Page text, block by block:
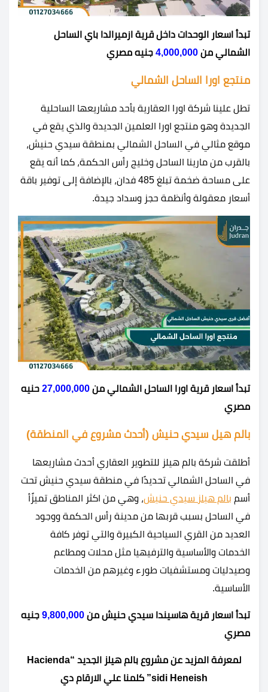
تبدأ اسعار الوحدات داخل قرية ازميرالدا باي الساحل
الشمالي من 4,000,000 جنيه مصري
منتجع اورا الساحل الشمالي
تطل علينا شركة اورا العقارية بأحد مشاريعها الساحلية
الجديدة وهو منتجع اورا العلمين الجديدة والذي يقع في
موقع مثالي في الساحل الشمالي بمنطقة سيدي حنيش،
بالقرب من مارينا الساحل وخليج رأس الحكمة، كما أنه يقع
على مساحة ضخمة تبلغ 485 فدان، بالإضافة إلى توفير باقة
أسعار معقولة وأنظمة حجز وسداد جيدة.
تبدأ اسعار قرية اورا الساحل الشمالي من 27,000,000 حنيه
مصري
بالم هيل سيدي حنيش (أحدث مشروع في المنطقة)
أطلقت شركة بالم هيلز للتطوير العقاري أحدث مشاريعها
في الساحل الشمالي تحديدًا في منطقة سيدي حنيش تحت
أسم بالم هيلز سيدي حنيش، وهي من اكثر المناطق تميزًأ
في الساحل بسبب قربها من مدينة رأس الحكمة ووجود
العديد من القري السياحية الكبيرة والتي توفر كافة
الخدمات والأساسية والترفيهيا مثل محلات ومطاعم
وصيدليات ومستشفيات طورء وغيرهم من الخدمات
الأساسية.
تبدأ اسعار قرية هاسيندا سيدي حنيش من 9,800,000 جنيه
مصري
لمعرفة المزيد عن مشروع بالم هيلز الجديد “Hacienda
sidi Heneish” كلمنا علي الارقام دي